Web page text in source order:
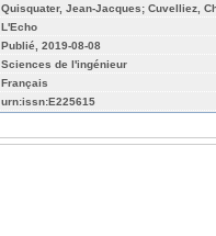
Quisquater, Jean-Jacques; Cuvelliez,
L'Echo
Publié, 2019-08-08
Sciences de l'ingénieur
Français
urn:issn:E225615